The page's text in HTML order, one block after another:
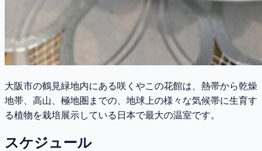
大阪市の鶴見緑地内にある咲くやこの花館は、熱帯から乾燥
地帯、高山、極地圏までの、地球上の様々な気候帯に生育す
る植物を栽培展示している日本で最大の温室です。
スケジュール